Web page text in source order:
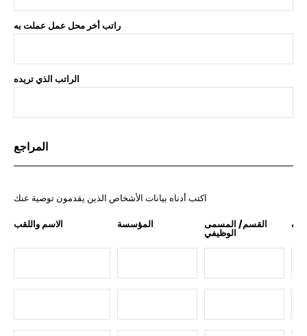
راتب أخر محل عمل عملت به
الراتب الذي تريده
المراجع
اكتب أدناه بيانات الأشخاص الذين يقدمون توصية عنك
الاسم واللقب
المؤسسة القسم/ المسمى
الوظيفي